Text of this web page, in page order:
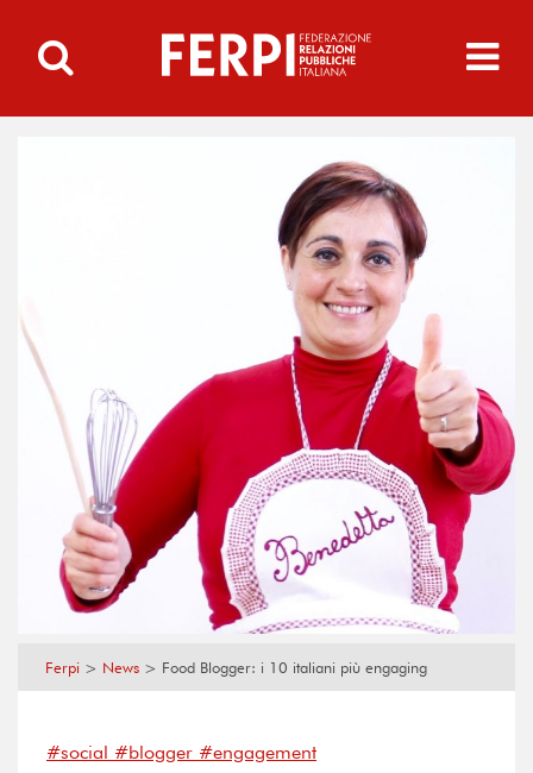
Ferpi > News > Food Blogger: i 10 italiani più engaging
#social #blogger #engagement